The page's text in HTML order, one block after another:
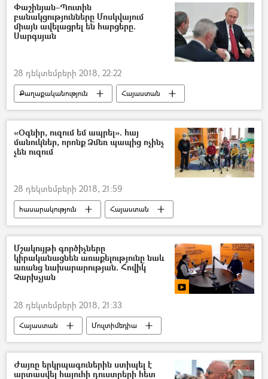
Փաշինյան–Պուտին
բանակցությունները Մոսկվայում
միայն ավելացրել են հարցերը.
Սարգսյան
28 դեկտեմբերի 2018, 22:22
Քաղաքականություն
Հայաստան
Նիկոլ Փաշինյան
Վլադիմիր Պուտին
«Օգնիր, ուզում եմ ապրել». հայ
մանուկներ, որոնք Ձմեռ պապից ոչինչ
չեն ուզում
28 դեկտեմբերի 2018, 21:59
հասարակություն Հայաստան
Մշակույթի գործիչները
կիրականացնեն առաքելությունը նաև
առանց նախարարության. Հովիկ
Չարխչյան
28 դեկտեմբերի 2018, 21:33
Հայաստան
Մուլտիմեդիա
Տեսանյութեր
ՌԱԴԻՈ
Ինտերակտիվ
մշակույթ
Ժայռը երկրպագուներին ստիպել է
արտասվել հայուհի դուստրերի հետ